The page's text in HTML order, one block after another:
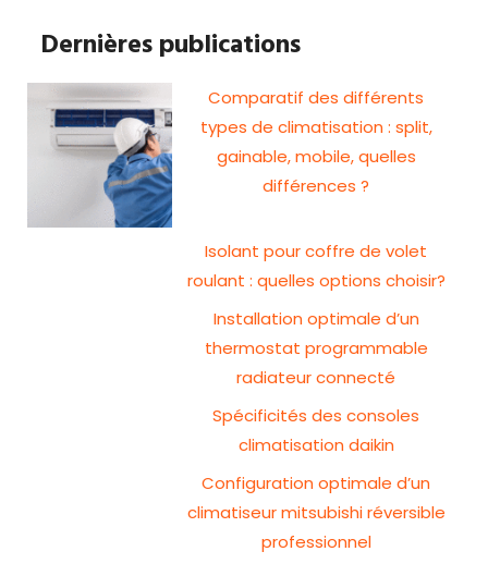
Dernières publications
Comparatif des différents
types de climatisation : split,
gainable, mobile, quelles
différences ?
Isolant pour coffre de volet
roulant : quelles options choisir?
Installation optimale d’un
thermostat programmable
radiateur connecté
Spécificités des consoles
climatisation daikin
Configuration optimale d’un
climatiseur mitsubishi réversible
professionnel